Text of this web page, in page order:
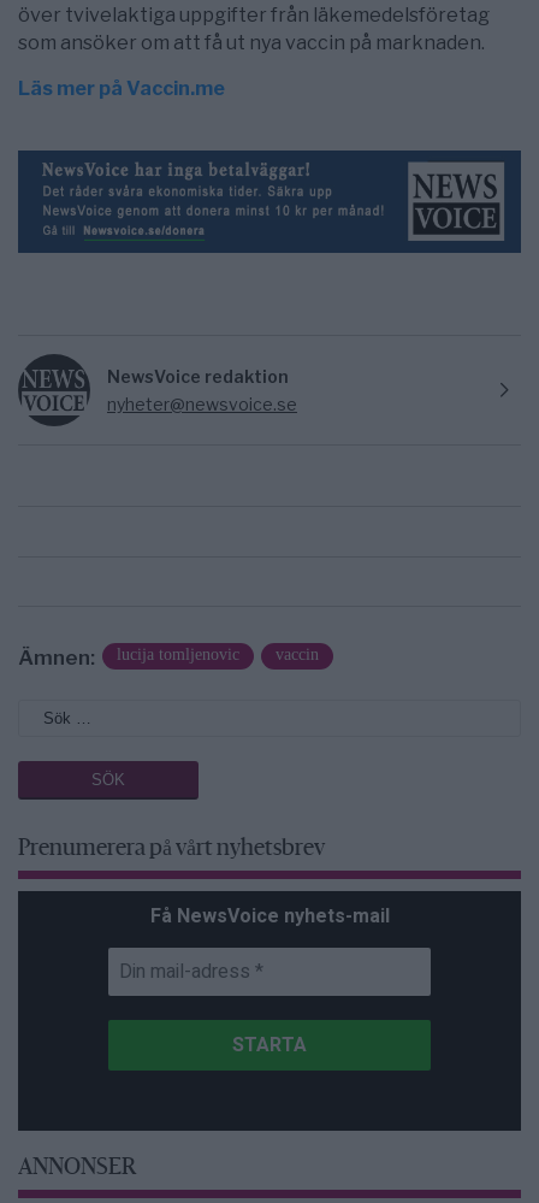
över tvivelaktiga uppgifter från läkemedelsföretag
som ansöker om att få ut nya vaccin på marknaden.
Läs mer på Vaccin.me
NewsVoice redaktion
nyheter@newsvoice.se
Ämnen: lucija tomljenovic vaccin
Prenumerera på vårt nyhetsbrev
Få NewsVoice nyhets-mail
ANNONSER